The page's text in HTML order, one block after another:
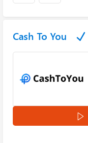
Cash To You